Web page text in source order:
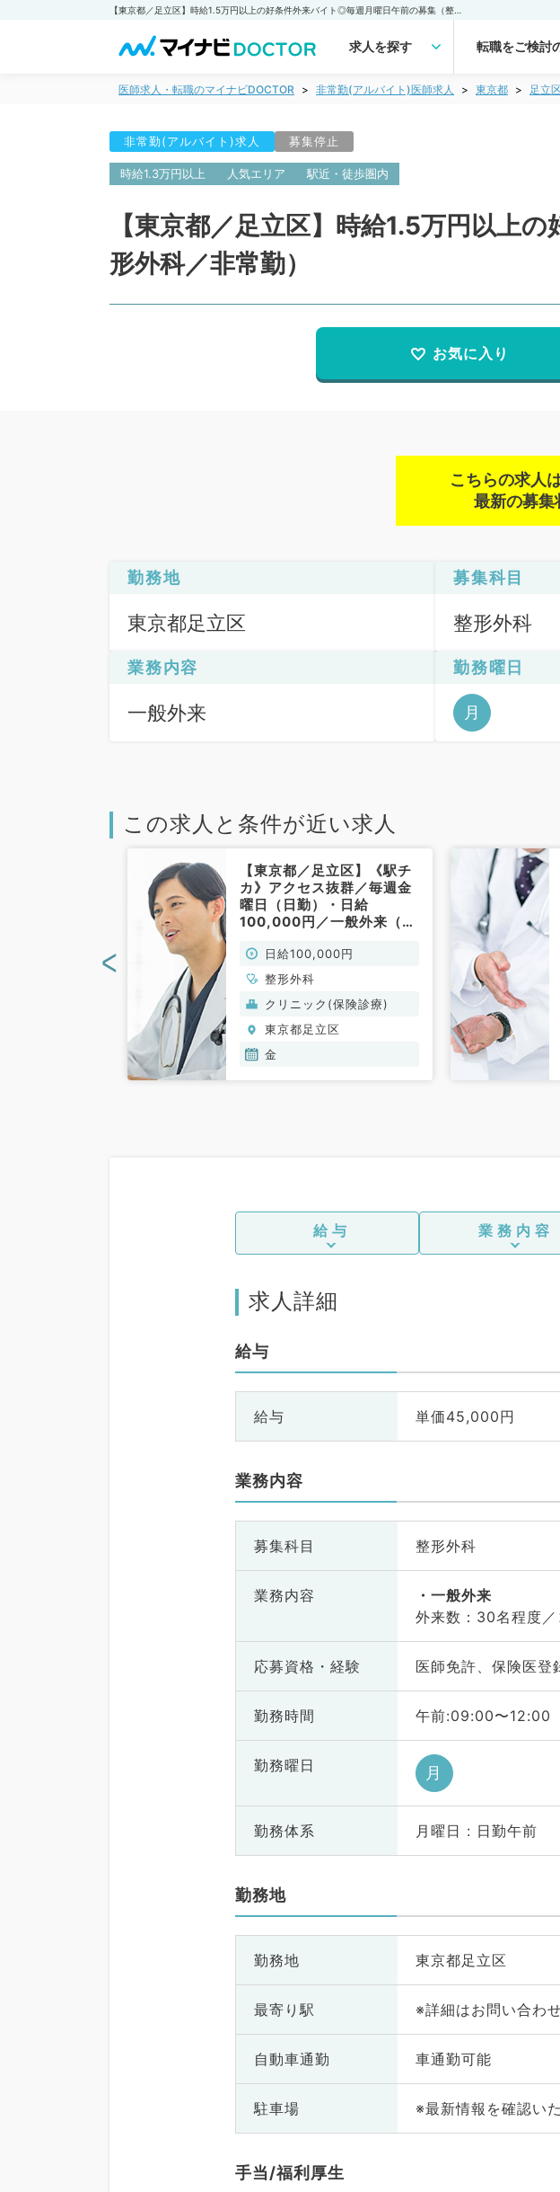
求人を探す 転職をご検討
医師求人・転職のマイナビDOCTOR 非常勤(アルバイト)医師求人 東京都 足立区
非常勤(アルバイト)求人 募集停止
時給1.3万円以上 人気エリア 駅近・徒歩圏内
【東京都／足立区】時給1.5万円以上
形外科／非常勤）
お気に入り
こちらの求人
最新の募集
勤務地
東京都足立区
募集科目
整形外科
業務内容
一般外来
勤務曜日
月
この求人と条件が近い求人
【東京都／足立区】《駅チ
カ》アクセス抜群／毎週金
曜日（日勤）・日給
100,000円／一般外来（整
日給100,000円
整形外科
クリニック(保険診療)
東京都足立区
金
<
給与 業務内容
求人詳細
給与
給与 単価45,000円
業務内容
募集科目 整形外科
業務内容
一般外来
外来数：30名程度
応募資格・ 経験 医師免許、保険医登
勤務時間 午前:09:00〜12:00
勤務曜日 月
勤務体系 月曜日 : 日勤午前
勤務地
勤務地 東京都足立区
最寄り駅 ※詳細はお問い合わ
自動車通勤 車通勤可能
駐車場 ※最新情報を確認い
手当/福利厚生